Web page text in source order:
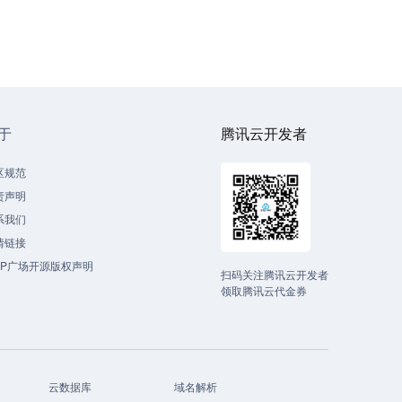
规范
声明
我们
链接
广场开源版权声明
腾讯云开发者
扫码关注腾讯云开发者
领取腾讯云代金券
云数据库 域名解析